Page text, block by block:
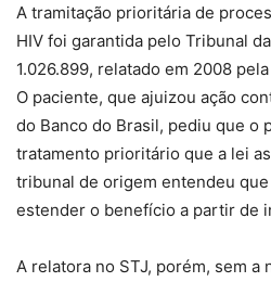
A tramitação prioritária de
HIV foi garantida pelo Tribunal
1.026.899, relatado em 2008
O paciente, que ajuizou ação
do Banco do Brasil, pediu que o
tratamento prioritário que a lei
tribunal de origem entendeu
estender o benefício a partir de
A relatora no STJ, porém, sem